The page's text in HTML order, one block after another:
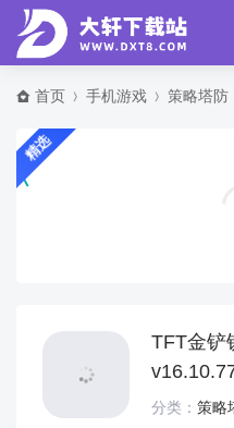
首页 手机游戏 策略塔防
精选
TFT金铲
分类： 策略